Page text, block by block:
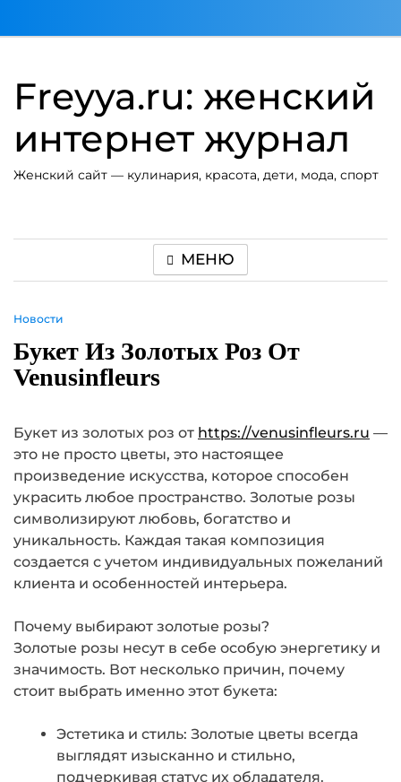
Freyya.ru: женский
интернет журнал
Женский сайт — кулинария, красота, дети, мода, спорт
МЕНЮ
Новости
Букет Из Золотых Роз От
Venusinfleurs
Букет из золотых роз от https://venusinfleurs.ru —
это не просто цветы, это настоящее
произведение искусства, которое способен
украсить любое пространство. Золотые розы
символизируют любовь, богатство и
уникальность. Каждая такая композиция
создается с учетом индивидуальных пожеланий
клиента и особенностей интерьера.
Почему выбирают золотые розы?
Золотые розы несут в себе особую энергетику и
значимость. Вот несколько причин, почему
стоит выбрать именно этот букета:
Эстетика и стиль: Золотые цветы всегда
выглядят изысканно и стильно,
подчеркивая статус их обладателя.